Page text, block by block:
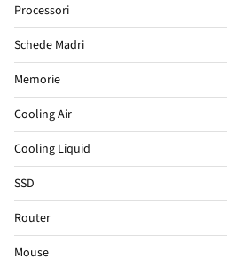
Processori
Schede Madri
Memorie
Cooling Air
Cooling Liquid
SSD
Router
Mouse